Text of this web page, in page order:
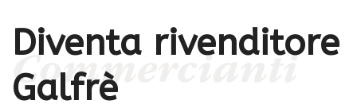
Commercianti
Diventa rivenditore
Galfrè